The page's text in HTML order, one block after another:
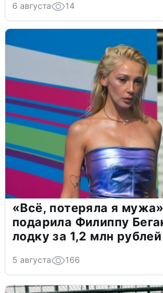
6 августа 14
«Всё, потеряла я
подарила Филиппу
лодку за 1,2 млн рублей
5 августа 166